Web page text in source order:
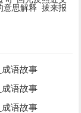
意思解释
拔来报
语故事
语故事
语故事